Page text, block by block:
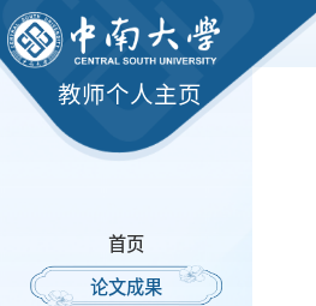
教师个人主页
首页
论文成果